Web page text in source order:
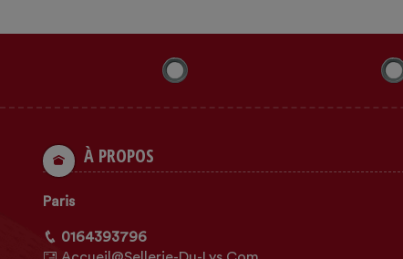
À PROPOS
Paris
0164393796